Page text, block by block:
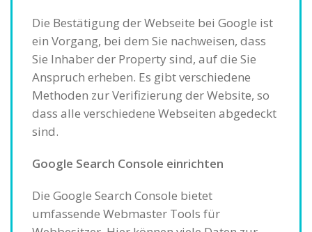
Die Bestätigung der Webseite bei Google ist
ein Vorgang, bei dem Sie nachweisen, dass
Sie Inhaber der Property sind, auf die Sie
Anspruch erheben. Es gibt verschiedene
Methoden zur Verifizierung der Website, so
dass alle verschiedene Webseiten abgedeckt
sind.
Google Search Console einrichten
Die Google Search Console bietet
umfassende Webmaster Tools für